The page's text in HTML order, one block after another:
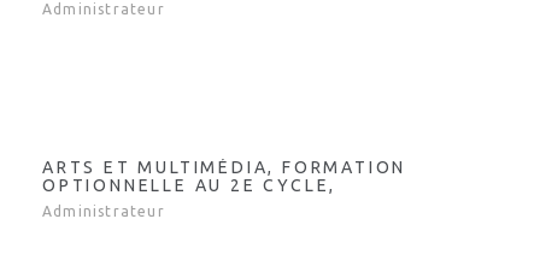
Administrateur
ARTS ET MULTIMÉDIA, FORMATION
OPTIONNELLE AU 2E CYCLE,
Administrateur